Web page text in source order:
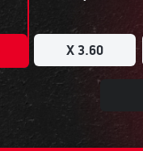
X 3.60